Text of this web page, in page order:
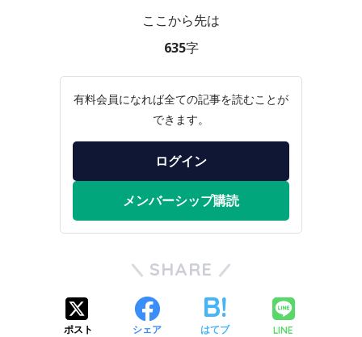
ここから先は
635字
有料会員になれば全ての記事を読むことが
できます。
ログイン
メンバーシップ購読
SHARE
ポスト シェア はてブ LINE